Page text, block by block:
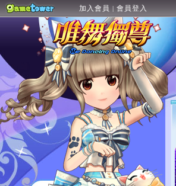
加入會員 | 會員登入